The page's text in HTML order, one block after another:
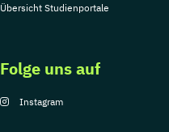
Übersicht Studienportale
Folge uns auf
Instagram